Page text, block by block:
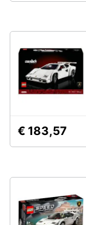
Prima
infanzia
Sport
€ 183,57